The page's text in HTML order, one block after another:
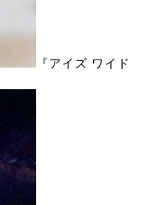
『アイズ ワイド